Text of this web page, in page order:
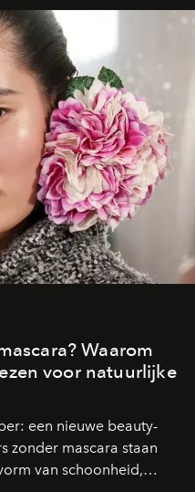
Waarom
voor natuurlijke
een nieuwe beauty-
zonder mascara staan
van schoonheid,